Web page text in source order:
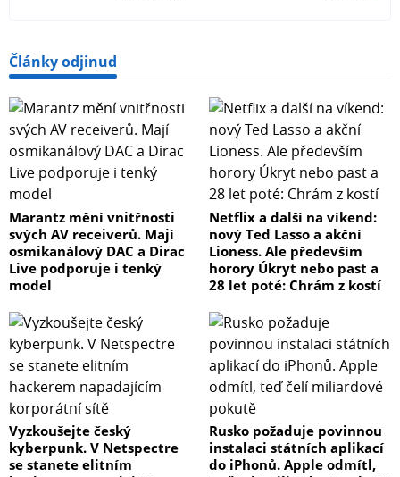
Články odjinud
Marantz mění vnitřnosti
svých AV receiverů. Mají
osmikanálový DAC a Dirac
Live podporuje i tenký
model
Netflix a další na víkend:
nový Ted Lasso a akční
Lioness. Ale především
horory Úkryt nebo past a
28 let poté: Chrám z kostí
Vyzkoušejte český
kyberpunk. V Netspectre
se stanete elitním
Rusko požaduje povinnou
instalaci státních aplikací
do iPhonů. Apple odmítl,